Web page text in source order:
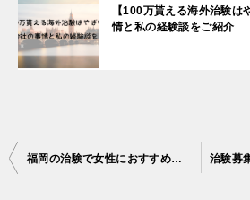
【100万貰える海外治験は
情と私の経験談をご紹介
投
稿
福岡の治験で女性におすすめの案件は？プロが分かりやすく解説！